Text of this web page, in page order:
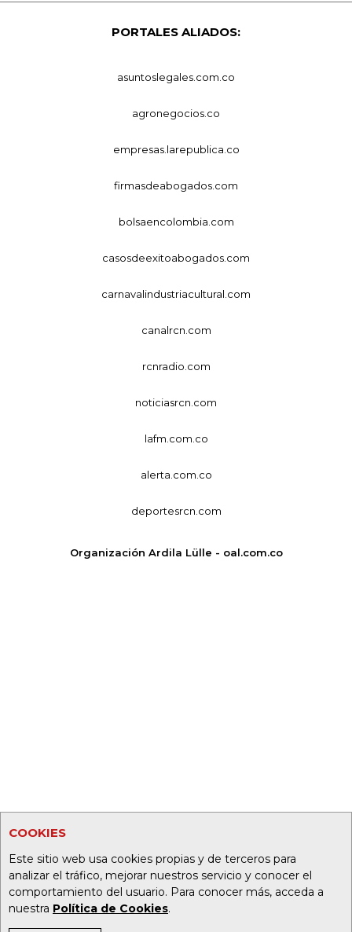
COOKIES
Este sitio web usa cookies propias y de terceros para
analizar el tráfico, mejorar nuestros servicio y conocer el
comportamiento del usuario. Para conocer más, acceda a
nuestra Política de Cookies.
PORTALES ALIADOS:
asuntoslegales.com.co
agronegocios.co
empresas.larepublica.co
firmasdeabogados.com
bolsaencolombia.com
casosdeexitoabogados.com
carnavalindustriacultural.com
canalrcn.com
rcnradio.com
noticiasrcn.com
lafm.com.co
alerta.com.co
deportesrcn.com
Organización Ardila Lülle - oal.com.co